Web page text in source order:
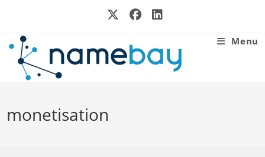
Menu
monetisation